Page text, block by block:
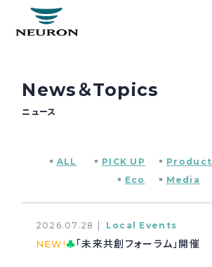
Company
News＆Topics
ニュース
ALL PICK UP Product
Eco
Media
2026.07.28 Local Events
NEW!♣「未来共創フォーラム」開催